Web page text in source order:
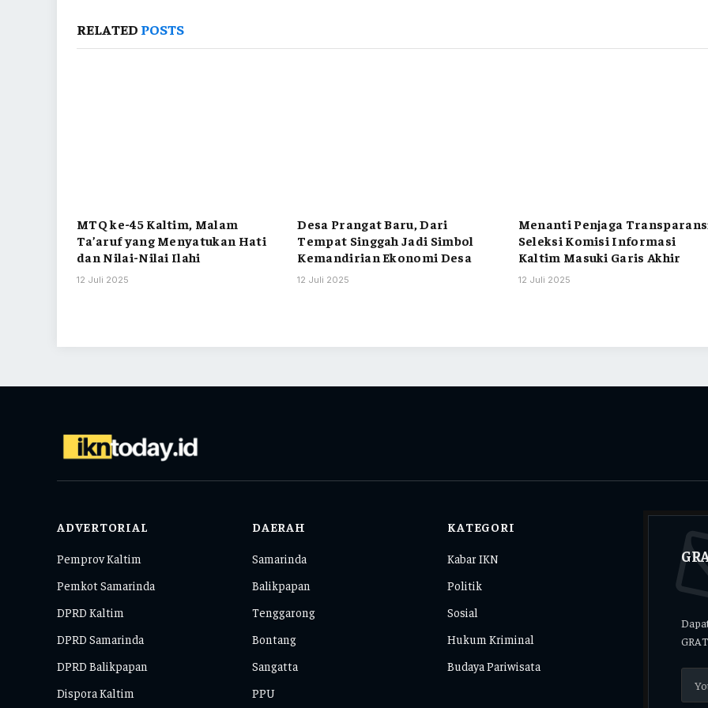
RELATED POSTS
MTQ ke-45 Kaltim, Malam
Ta’aruf yang Menyatukan Hati
dan Nilai-Nilai Ilahi
12 Juli 2025
Desa Prangat Baru, Dari
Tempat Singgah Jadi Simbol
Kemandirian Ekonomi Desa
12 Juli 2025
Menanti Penjaga
Seleksi Komisi Informasi
Kaltim Masuki Garis Akhir
12 Juli 2025
ADVERTORIAL
Pemprov Kaltim
Pemkot Samarinda
DPRD Kaltim
DPRD Samarinda
DPRD Balikpapan
Dispora Kaltim
DAERAH
Samarinda
Balikpapan
Tenggarong
Bontang
Sangatta
PPU
KATEGORI
Kabar IKN
Politik
Sosial
Hukum Kriminal
Budaya Pariwisata